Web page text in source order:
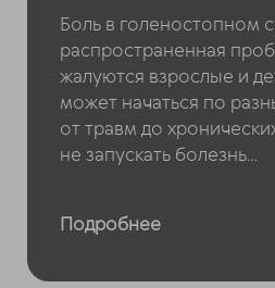
Боль в голеностопном
распространенная
жалуются взрослые и
может начаться по
от травм до
не запускать болезнь...
Подробнее